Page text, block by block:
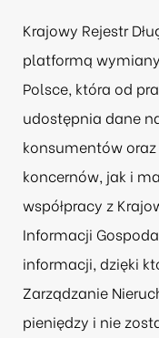
Krajowy Rejestr
platformą
Polsce, która od
udostępnia dane
konsumentów
koncernów, jak i
współpracy z
Informacji
informacji, dzięki
Zarządzanie
pieniędzy i nie